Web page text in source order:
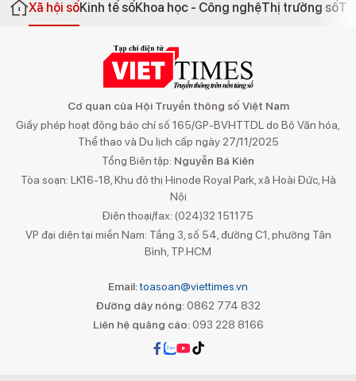
Xã hội sốKinh tế sốKhoa học - Công nghệThị trường số
Cơ quan của Hội Truyền thông số Việt Nam
Giấy phép hoạt động báo chí số 165/GP-BVHTTDL do Bộ Văn hóa,
Thể thao và Du lịch cấp ngày 27/11/2025
Tổng Biên tập: Nguyễn Bá Kiên
Tòa soạn: LK16-18, Khu đô thị Hinode Royal Park, xã Hoài Đức, Hà
Nội
Điện thoại/fax: (024)32 151175
VP đại diện tại miền Nam: Tầng 3, số 54, đường C1, phường Tân
Bình, TP.HCM
Email:toasoan@viettimes.vn
Đường dây nóng: 0862 774 832
Liên hệ quảng cáo:093 228 8166